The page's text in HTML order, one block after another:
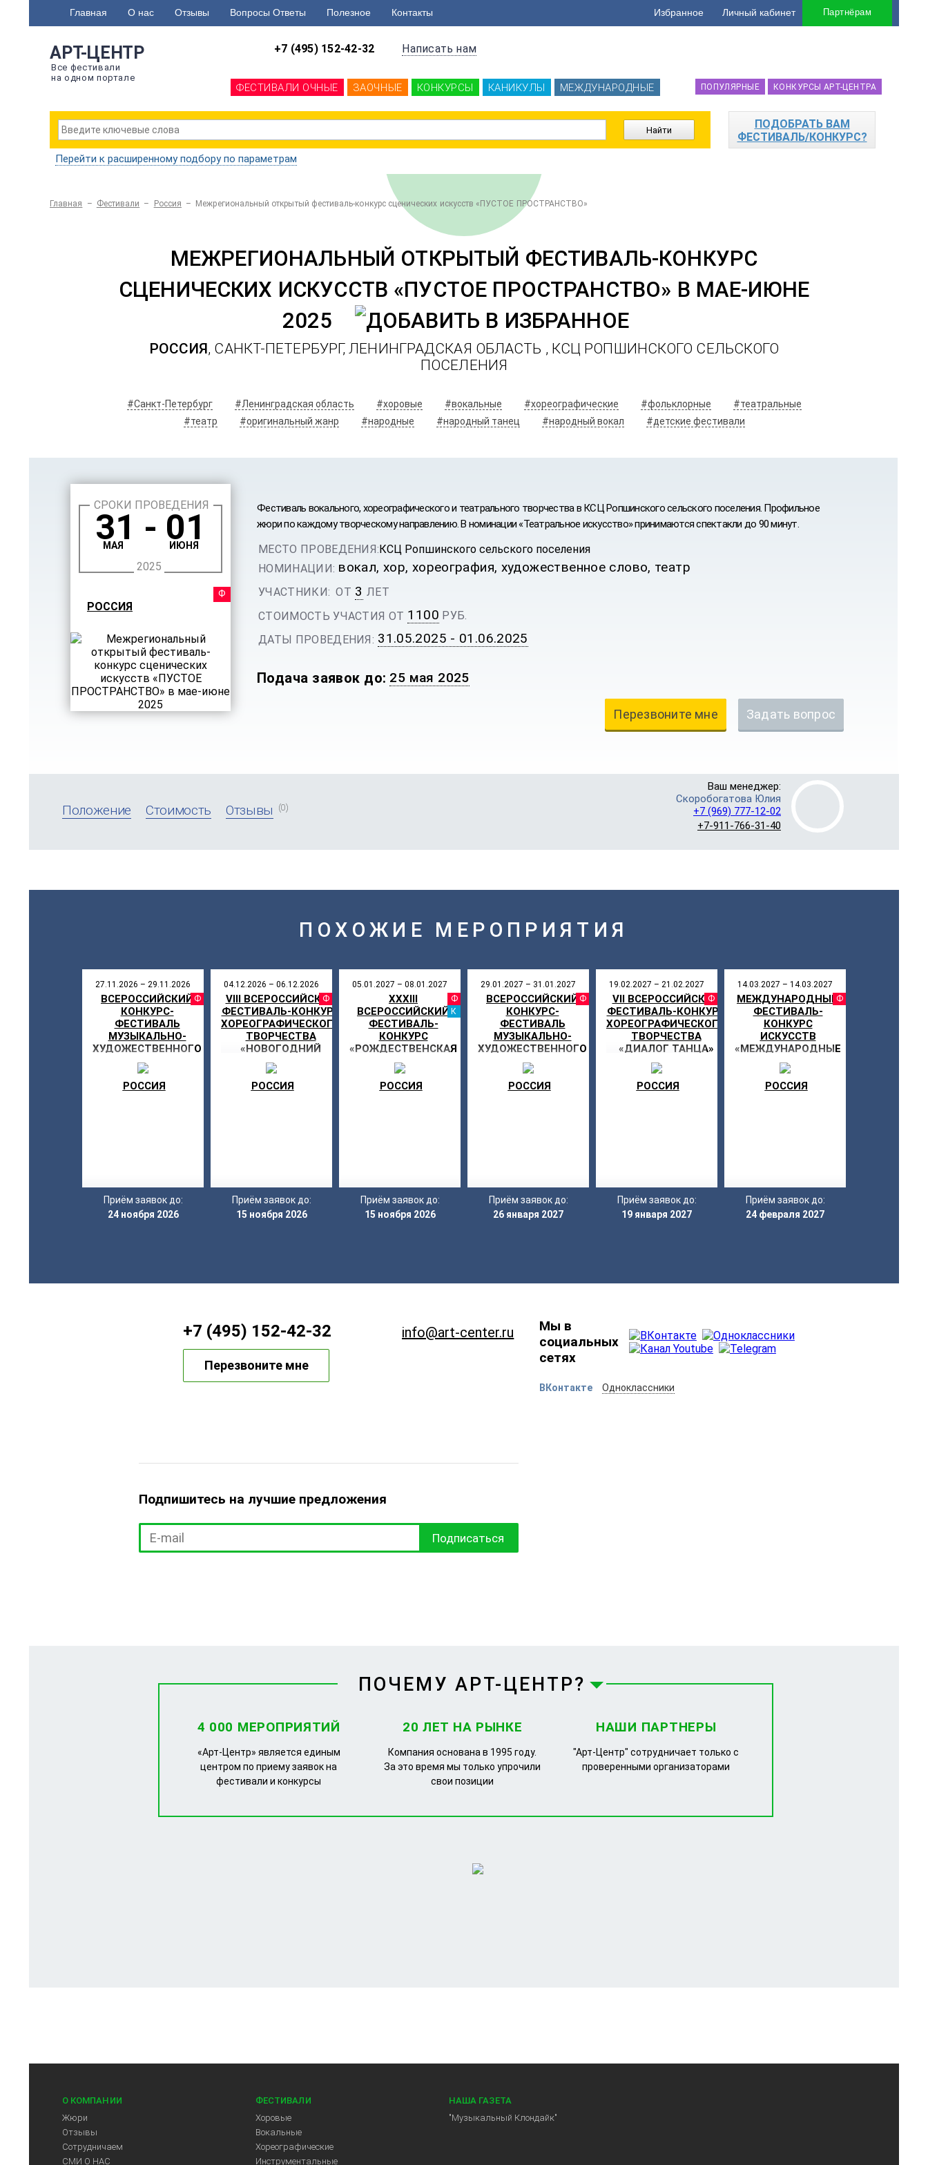
Главная О нас Отзывы Вопросы Ответы Полезное Контакты Партнёрам
Личный кабинет
Избранное
АРТ-ЦЕНТР
Все фестивали
на одном портале
+7 (495) 152-42-32 Написать нам
ФЕСТИВАЛИ ОЧНЫЕ ЗАОЧНЫЕ КОНКУРСЫ КАНИКУЛЫ МЕЖДУНАРОДНЫЕ КОНКУРСЫ АРТ-ЦЕНТРА
ПОПУЛЯРНЫЕ
ПОДОБРАТЬ ВАМ
ФЕСТИВАЛЬ/КОНКУРС?
Перейти к расширенному подбору по параметрам
Главная – Фестивали – Россия – Межрегиональный открытый фестиваль-конкурс сценических искусств «ПУСТОЕ ПРОСТРАНСТВО»
МЕЖРЕГИОНАЛЬНЫЙ ОТКРЫТЫЙ ФЕСТИВАЛЬ-КОНКУРС
СЦЕНИЧЕСКИХ ИСКУССТВ «ПУСТОЕ ПРОСТРАНСТВО» В МАЕ-ИЮНЕ
2025
РОССИЯ, САНКТ-ПЕТЕРБУРГ, ЛЕНИНГРАДСКАЯ ОБЛАСТЬ , КСЦ РОПШИНСКОГО СЕЛЬСКОГО
ПОСЕЛЕНИЯ
#Санкт-Петербург #Ленинградская область #хоровые #вокальные #хореографические #фольклорные
#театральные
#театр
#оригинальный жанр #народные #народный танец #народный вокал #детские фестивали
СРОКИ ПРОВЕДЕНИЯ
31 - 01
МАЯ ИЮНЯ
2025
ФЕСТИВАЛЬ
РОССИЯ
Фестиваль вокального, хореографического и театрального творчества в КСЦ Ропшинского сельского поселения. Профильное
жюри по каждому творческому направлению. В номинации «Театральное искусство» принимаются спектакли до 90 минут.
МЕСТО ПРОВЕДЕНИЯ:КСЦ Ропшинского сельского поселения
НОМИНАЦИИ: вокал, хор, хореография, художественное слово, театр
УЧАСТНИКИ: ОТ 3 ЛЕТ
СТОИМОСТЬ УЧАСТИЯ ОТ 1100 РУБ.
ДАТЫ ПРОВЕДЕНИЯ: 31.05.2025 - 01.06.2025
Подача заявок до: 25 мая 2025
Перезвоните мне Задать вопрос
Ваш менеджер:
Скоробогатова Юлия
+7 (969) 777-12-02
+7-911-766-31-40
Положение Стоимость Отзывы (0)
ПОХОЖИЕ МЕРОПРИЯТИЯ
27.11.2026 – 29.11.2026
ФЕСТИВАЛЬ
ВСЕРОССИЙСКИЙ
КОНКУРС-
ФЕСТИВАЛЬ
МУЗЫКАЛЬНО-
ХУДОЖЕСТВЕННОГО
ТВОРЧЕСТВА «МОЯ
ЗВЕЗДА»
РОССИЯ
Приём заявок до:
24 ноября 2026
04.12.2026 – 06.12.2026
ФЕСТИВАЛЬ
VIII ВСЕРОССИЙСКИЙ
ФЕСТИВАЛЬ-КОНКУРС
ХОРЕОГРАФИЧЕСКОГО
ТВОРЧЕСТВА
«НОВОГОДНИЙ
ЗВЕЗДОПАД
ТАЛАНТОВ»
РОССИЯ
Приём заявок до:
15 ноября 2026
05.01.2027 – 08.01.2027
ФЕСТИВАЛЬ
КАНИКУЛЫ
XXXIII
ВСЕРОССИЙСКИЙ
ФЕСТИВАЛЬ-
КОНКУРС
«РОЖДЕСТВЕНСКАЯ
ЕЛКА «КАЗАЧИЙ
КРУГ»
РОССИЯ
Приём заявок до:
15 ноября 2026
29.01.2027 – 31.01.2027
ФЕСТИВАЛЬ
ВСЕРОССИЙСКИЙ
КОНКУРС-
ФЕСТИВАЛЬ
МУЗЫКАЛЬНО-
ХУДОЖЕСТВЕННОГО
ТВОРЧЕСТВА «МОЯ
ЗВЕЗДА»
РОССИЯ
Приём заявок до:
26 января 2027
19.02.2027 – 21.02.2027
ФЕСТИВАЛЬ
VII ВСЕРОССИЙСКИЙ
ФЕСТИВАЛЬ-КОНКУРС
ХОРЕОГРАФИЧЕСКОГО
ТВОРЧЕСТВА
«ДИАЛОГ ТАНЦА»
РОССИЯ
Приём заявок до:
19 января 2027
14.03.2027 – 14.03.2027
МЕЖДУНАРОДНЫЙ
ФЕСТИВАЛЬ-
КОНКУРС
ИСКУССТВ
«МЕЖДУНАРОДНЫЕ
ДНИ ИСКУССТВ В
РОССИИ»
РОССИЯ
Приём заявок до:
24 февраля 2027
+7 (495) 152-42-32
Перезвоните мне
info@art-center.ru
Подпишитесь на лучшие предложения
Подписаться
Мы в
социальных
сетях
ВКонтакте Одноклассники
ПОЧЕМУ АРТ-ЦЕНТР?
4 000 МЕРОПРИЯТИЙ
«Арт-Центр» является единым
центром по приему заявок на
фестивали и конкурсы
20 ЛЕТ НА РЫНКЕ
Компания основана в 1995 году.
За это время мы только упрочили
свои позиции
НАШИ ПАРТНЕРЫ
"Арт-Центр" сотрудничает только с
проверенными организаторами
О КОМПАНИИ
Жюри
Отзывы
Сотрудничаем
СМИ О НАС
ФЕСТИВАЛИ
Хоровые
Вокальные
Хореографические
Инструментальные
НАША ГАЗЕТА
"Музыкальный Клондайк"